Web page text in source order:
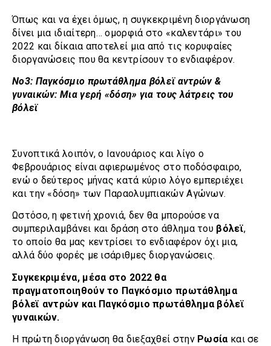
Όπως και να έχει όμως, η συγκεκριμένη διοργάνωση
δίνει μια ιδιαίτερη… ομορφιά στο «καλεντάρι» του
2022 και δίκαια αποτελεί μια από τις κορυφαίες
διοργανώσεις που θα κεντρίσουν το ενδιαφέρον.
Νο3: Παγκόσμιο πρωτάθλημα βόλεϊ αντρών &
γυναικών: Μια γερή «δόση» για τους λάτρεις του
βόλεϊ
Συνοπτικά λοιπόν, ο Ιανουάριος και λίγο ο
Φεβρουάριος είναι αφιερωμένος στο ποδόσφαιρο,
ενώ ο δεύτερος μήνας κατά κύριο λόγο εμπεριέχει
και την «δόση» των Παραολυμπιακών Αγώνων.
Ωστόσο, η φετινή χρονιά, δεν θα μπορούσε να
συμπεριλαμβάνει και δράση στο άθλημα του βόλεϊ,
το οποίο θα μας κεντρίσει το ενδιαφέρον όχι μια,
αλλά δύο φορές με ισάριθμες διοργανώσεις.
Συγκεκριμένα, μέσα στο 2022 θα
πραγματοποιηθούν το Παγκόσμιο πρωτάθλημα
βόλεϊ αντρών και Παγκόσμιο πρωτάθλημα βόλεϊ
γυναικών.
Η πρώτη διοργάνωση θα διεξαχθεί στην Ρωσίακαι σε